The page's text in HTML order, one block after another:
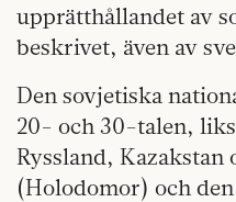
upprätthållandet av
beskrivet, även av
Den sovjetiska
20- och 30-talen,
Ryssland, Kazakstan
(Holodomor) och